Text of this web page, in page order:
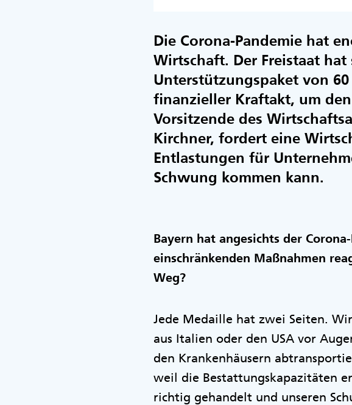
Die Corona-Pandemie hat
Wirtschaft. Der Freistaat
Unterstützungspaket von
finanzieller Kraftakt, um
Vorsitzende des
Kirchner, fordert eine
Entlastungen für
Schwung kommen kann.
Bayern hat angesichts der
einschränkenden Maßnahmen
Weg?
Jede Medaille hat zwei Seiten.
aus Italien oder den USA vor
den Krankenhäusern
weil die Bestattungskapazitäten
richtig gehandelt und unseren